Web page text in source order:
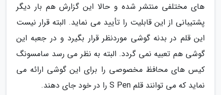
های مختلفی منتشر شده و حالا این گزارش هم بار دیگر
پشتیبانی از این قابلیت را تأیید می نماید. البته قرار نیست
این قلم در بدنه گوشی موردنظر قرار بگیرد و در جعبه این
گوشی هم تعبیه نمی گردد. البته به نظر می رسد سامسونگ
کیس های محافظ مخصوصی را برای این گوشی ارائه می
نماید که می توانند قلم S Pen را در خود جای دهند.